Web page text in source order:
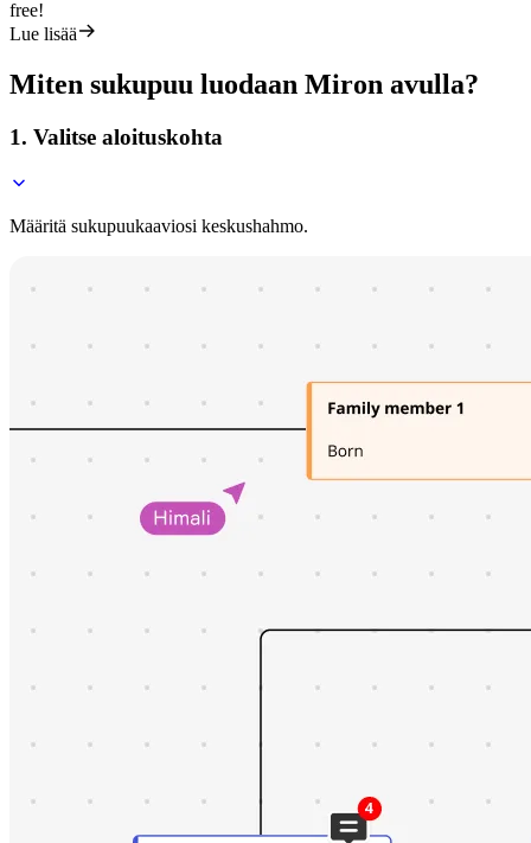
free!
Lue lisää
Miten sukupuu luodaan Miron avulla?
1. Valitse aloituskohta
Määritä sukupuukaaviosi keskushahmo.